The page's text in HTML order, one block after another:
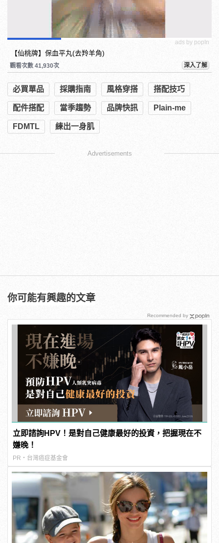
ads by popIn
【仙桃牌】保血平丸(去羚羊角)
觀看次數 41,930次 深入了解
必買單品 採購指南 風格穿搭 搭配技巧
配件搭配 當季趨勢 品牌快訊 Plain-me
FDMTL 練出一身肌
Advertisements
你可能有興趣的文章
立即諮詢HPV！是對自己健康最好的投資，把握現在不
嫌晚！
PR・台灣癌症基金會
Recommended by